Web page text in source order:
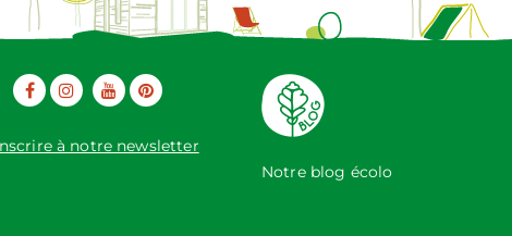
à notre newsletter
Notre blog écolo